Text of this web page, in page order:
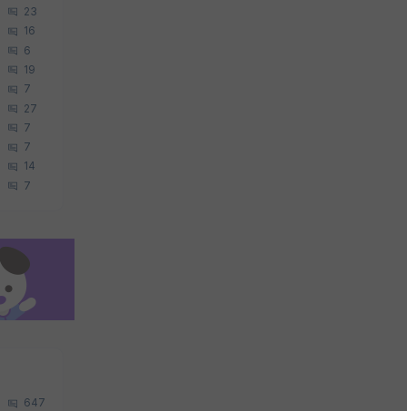
23
16
6
19
7
27
7
7
14
7
647